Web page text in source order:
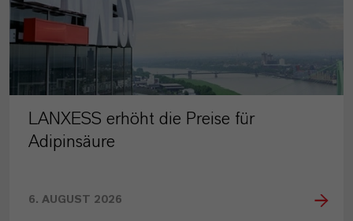
LANXESS erhöht die Preise für
Adipinsäure
6. AUGUST 2026